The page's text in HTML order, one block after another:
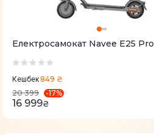
Електросамокат Navee E25 Pro
Кешбек849 ₴
20 399
-17%
16 999₴